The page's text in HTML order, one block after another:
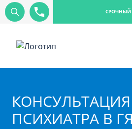
СРОЧНЫЙ
КОНСУЛЬТАЦИЯ
ПСИХИАТРА В